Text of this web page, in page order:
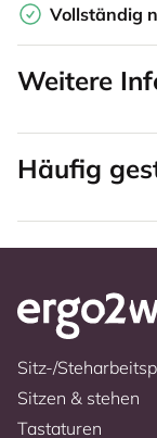
Vollständig
Weitere
Häufig
Sitz-/
Sitzen & stehen
Tastaturen